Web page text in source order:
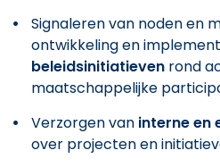
Signaleren van noden en
ontwikkeling en
beleidsinitiatieven rond
maatschappelijke
Verzorgen van interne en
over projecten en